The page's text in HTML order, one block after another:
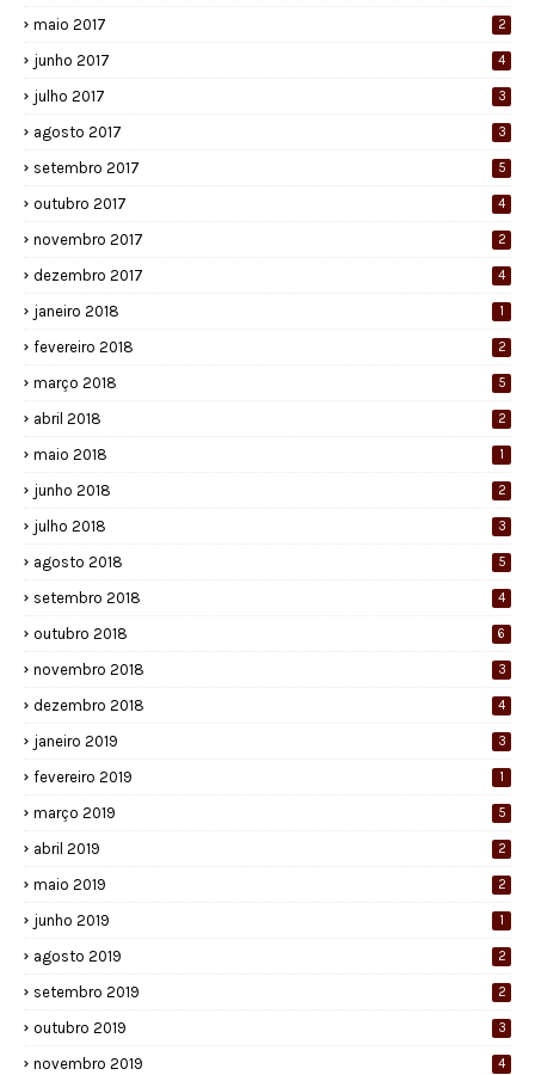
maio 2017 2
junho 2017 4
julho 2017 3
agosto 2017 3
setembro 2017 5
outubro 2017 4
novembro 2017 2
dezembro 2017 4
janeiro 2018 1
fevereiro 2018 2
março 2018 5
abril 2018 2
maio 2018 1
junho 2018 2
julho 2018 3
agosto 2018 5
setembro 2018 4
outubro 2018 6
novembro 2018 3
dezembro 2018 4
janeiro 2019 3
fevereiro 2019 1
março 2019 5
abril 2019 2
maio 2019 2
junho 2019 1
agosto 2019 2
setembro 2019 2
outubro 2019 3
novembro 2019 4